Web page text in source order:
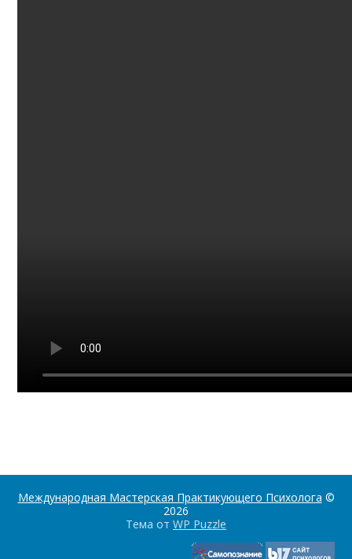
Международная Мастерская Практикующего Психолога ©
2026
Тема от WP Puzzle